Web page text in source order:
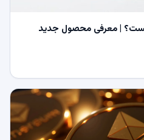
| معرفی محصول جدید